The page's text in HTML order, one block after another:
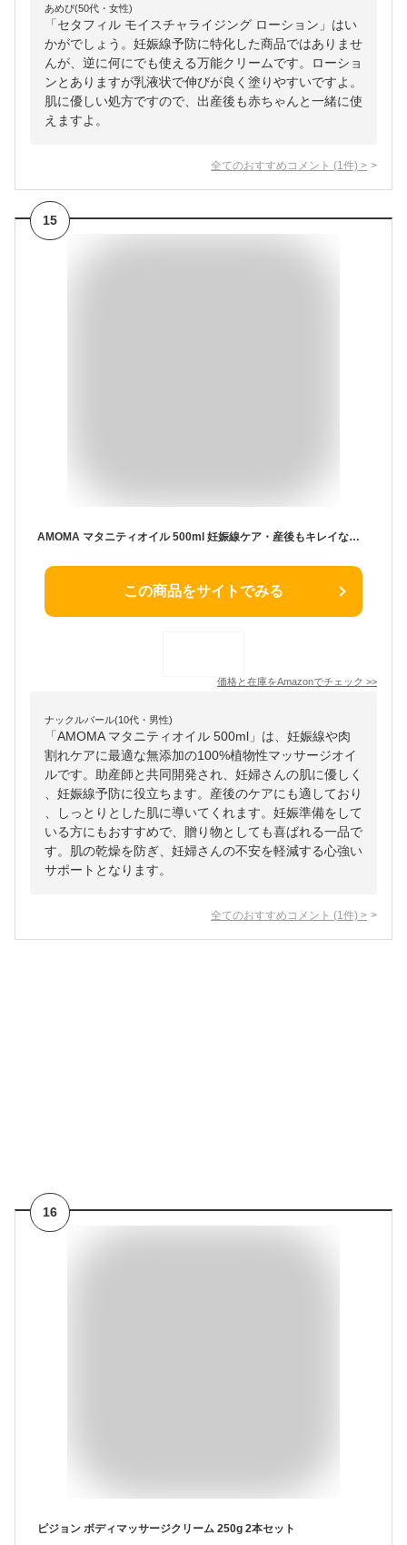
あめぴ(50代・女性)
「セタフィル モイスチャライジング ローション」はい
かがでしょう。妊娠線予防に特化した商品ではありませ
んが、逆に何にでも使える万能クリームです。ローショ
ンとありますが乳液状で伸びが良く塗りやすいですよ。
肌に優しい処方ですので、出産後も赤ちゃんと一緒に使
えますよ。
全てのおすすめコメント (1 件) >
15
AMOMA マタニティオイル 500ml 妊娠線ケア・産後もキレイなおなかでいたいママへ 助産師と共同開発 妊娠線オイル 無添加 100%植物性 マッサージオイル 肉割れ 妊娠線ケア 妊娠線 ストレッチマーク オイル 妊娠準備 妊婦 プレゼント マタニティ マタニティー
この商品をサイトでみる
価格と在庫をAmazonでチェック >>
ナックルバール(10代・男性)
「AMOMA マタニティオイル 500ml」は、妊娠線や肉
割れケアに最適な無添加の100%植物性マッサージオイ
ルです。助産師と共同開発され、妊婦さんの肌に優しく
、妊娠線予防に役立ちます。産後のケアにも適しており
、しっとりとした肌に導いてくれます。妊娠準備をして
いる方にもおすすめで、贈り物としても喜ばれる一品で
す。肌の乾燥を防ぎ、妊婦さんの不安を軽減する心強い
サポートとなります。
全てのおすすめコメント (1 件) >
16
ピジョン ボディマッサージクリーム 250g 2本セット